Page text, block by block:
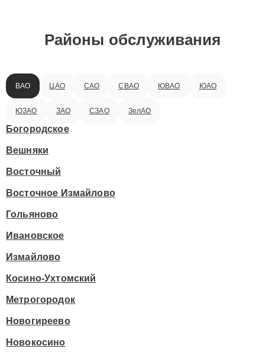
Районы обслуживания
ВАО ЦАО САО СВАО ЮВАО ЮАО
ЮЗАО ЗАО СЗАО ЗелАО
Богородское
Вешняки
Восточный
Восточное Измайлово
Гольяново
Ивановское
Измайлово
Косино-Ухтомский
Метрогородок
Новогиреево
Новокосино